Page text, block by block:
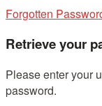
Forgotten
Retrieve your
Please enter your
password.